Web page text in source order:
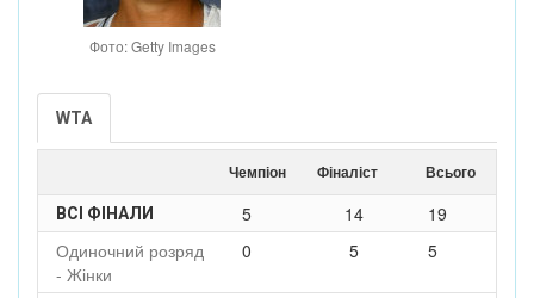
Фото: Getty Images
WTA
Чемпіон Фіналіст Всього
ВСІ ФІНАЛИ 5 14
19
Одиночний розряд
- Жінки
0 5 5